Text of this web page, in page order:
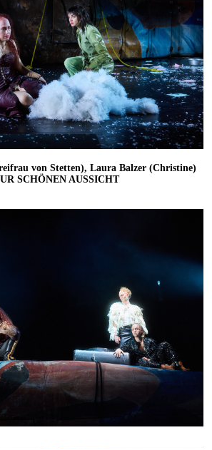
von Stetten), Laura Balzer (Christine)
SCHÖNEN AUSSICHT